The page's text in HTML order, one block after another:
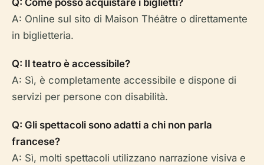
Q: Come posso acquistare i biglietti?
A: Online sul sito di Maison Théâtre o direttamente
in biglietteria.
Q: Il teatro è accessibile?
A: Sì, è completamente accessibile e dispone di
servizi per persone con disabilità.
Q: Gli spettacoli sono adatti a chi non parla
francese?
A: Sì, molti spettacoli utilizzano narrazione visiva e